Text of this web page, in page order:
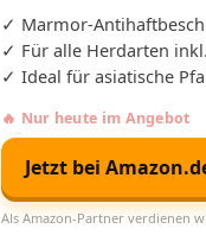
✓ Marmor-
✓ Für alle Herdarten
✓ Ideal für asiatische
🔥 Nur heute im Angebot
Jetzt bei
Als Amazon-Partner verdienen